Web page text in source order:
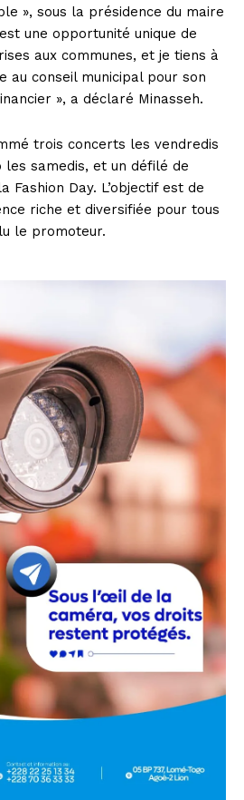
», sous la présidence du maire
une opportunité unique de
aux communes, et je tiens à
au conseil municipal pour son
», a déclaré Minasseh.
trois concerts les vendredis
les samedis, et un défilé de
Fashion Day. L’objectif est de
riche et diversifiée pour tous
le promoteur.